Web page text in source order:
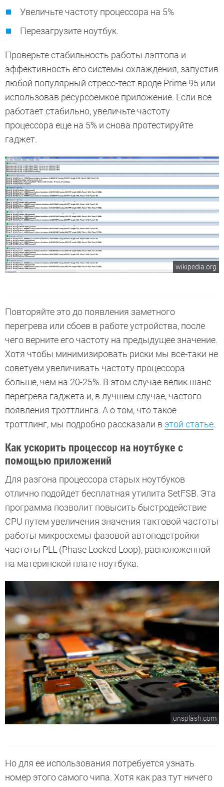
Увеличьте частоту процессора на 5%
Перезагрузите ноутбук.
Проверьте стабильность работы лэптопа и
эффективность его системы охлаждения, запустив
любой популярный стресс-тест вроде Prime 95 или
использовав ресурсоемкое приложение. Если все
работает стабильно, увеличьте частоту
процессора еще на 5% и снова протестируйте
гаджет.
wikipedia.org
Повторяйте это до появления заметного
перегрева или сбоев в работе устройства, после
чего верните его частоту на предыдущее значение.
Хотя чтобы минимизировать риски мы все-таки не
советуем увеличивать частоту процессора
больше, чем на 20-25%. В этом случае велик шанс
перегрева гаджета и, в лучшем случае, частого
появления троттлинга. А о том, что такое
троттлинг, мы подробно рассказали в этой статье.
Как ускорить процессор на ноутбуке с
помощью приложений
Для разгона процессора старых ноутбуков
отлично подойдет бесплатная утилита SetFSB. Эта
программа позволит повысить быстродействие
CPU путем увеличения значения тактовой частоты
работы микросхемы фазовой автоподстройки
частоты PLL (Phase Locked Loop), расположенной
на материнской плате ноутбука.
unsplash.com
Но для ее использования потребуется узнать
номер этого самого чипа. Хотя как раз тут ничего